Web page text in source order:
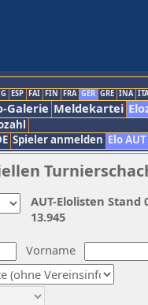
ESP FAI FIN FRA GER GRE INA ITA
Galerie Meldekartei
Spieler anmelden Elo AUT
Vorname
AUT-Elolisten Stand
13.945